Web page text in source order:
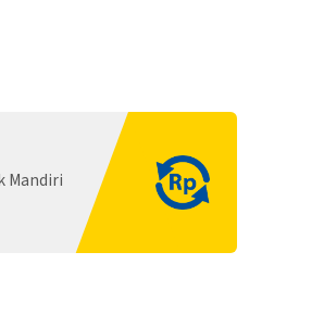
Mandiri